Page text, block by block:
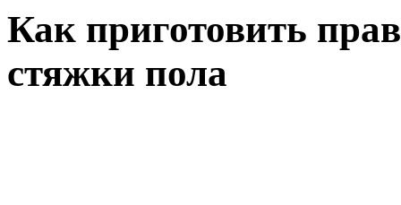
Как приготовить
стяжки пола